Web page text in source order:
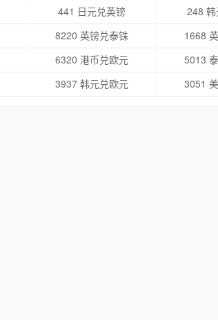
441 日元兑英镑
248
8220 英镑兑泰铢
1668
6320 港币兑欧元
5013
3937 韩元兑欧元 3051